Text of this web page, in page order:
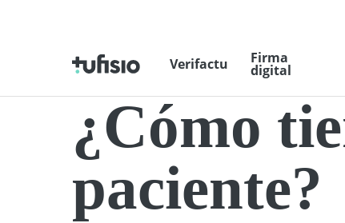
Verifactu Firma
digital
¿Cómo
paciente?